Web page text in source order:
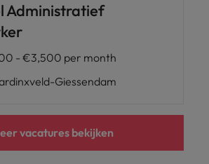
Administratief
- €3,500 per month
Giessendam
vacatures bekijken